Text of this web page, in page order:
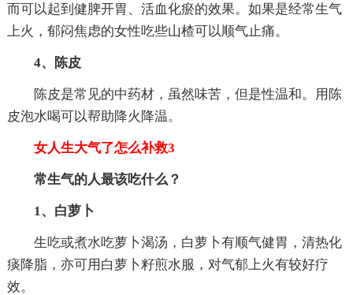
而可以起到健脾开胃、活血化瘀的效果。如果是经常生气
上火，郁闷焦虑的女性吃些山楂可以顺气止痛。
4、陈皮
陈皮是常见的中药材，虽然味苦，但是性温和。用陈
皮泡水喝可以帮助降火降温。
女人生大气了怎么补救3
常生气的人最该吃什么？
1、白萝卜
生吃或煮水吃萝卜渴汤，白萝卜有顺气健胃，清热化
痰降脂，亦可用白萝卜籽煎水服，对气郁上火有较好疗
效。